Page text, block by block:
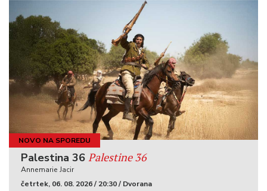
NOVO NA SPOREDU
Palestina 36 Palestine 36
Annemarie Jacir
četrtek, 06. 08. 2026 / 20:30 / Dvorana